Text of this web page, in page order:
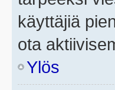
käyttäjiä
ota
Ylös